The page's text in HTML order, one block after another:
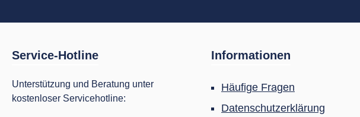
Service-Hotline
Unterstützung und Beratung unter
kostenloser Servicehotline:
Informationen
Häufige Fragen
Datenschutzerklärung